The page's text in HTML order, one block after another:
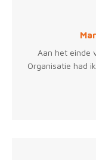
Aan het einde
Organisatie had